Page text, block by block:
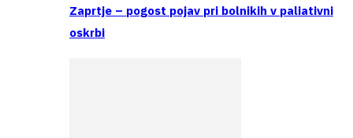
Zaprtje – pogost pojav pri bolnikih v paliativni
oskrbi